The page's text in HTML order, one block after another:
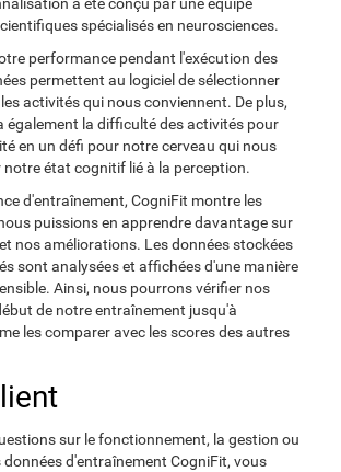
spécialisés en neurosciences.
performance pendant l'exécution des
permettent au logiciel de sélectionner
activités qui nous conviennent. De plus,
également la difficulté des activités pour
en un défi pour notre cerveau qui nous
notre état cognitif lié à la perception.
d'entraînement, CogniFit montre les
puissions en apprendre davantage sur
nos améliorations. Les données stockées
sont analysées et affichées d'une manière
Ainsi, nous pourrons vérifier nos
de notre entraînement jusqu'à
les comparer avec les scores des autres
sur le fonctionnement, la gestion ou
d'entraînement CogniFit, vous